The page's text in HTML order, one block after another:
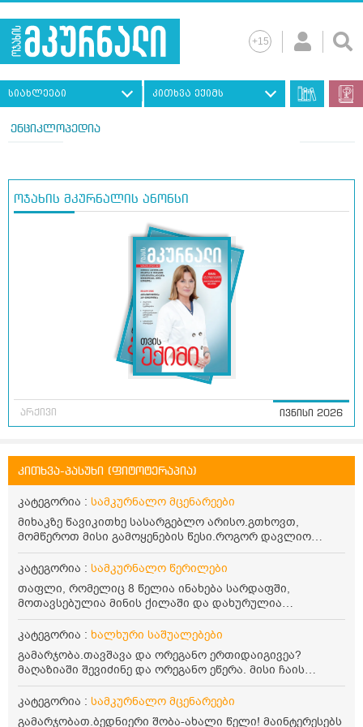
სიახლეები კითხვა ექიმს
ენციკლოპედია
ოჯახის მკურნალის ანონსი
არქივი ივნისი 2026
კითხვა-პასუხი (ფიტოტერაპია)
კატეგორია : სამკურნალო მცენარეები
მიხაკზე წავიკითხე სასარგებლო არისო.გთხოვთ,
მომწეროთ მისი გამოყენების წესი.როგორ დავლიო
მიხაკის ჩაი. ასევე მაინტერესებს ლეიკოციტები მაქვს
ოდნავ დაბალი და წავიკითხე ლეიკოციტების დონეს
კატეგორია : სამკურნალო წერილები
თაფლი, რომელიც 8 წელია ინახება სარდაფში,
მოთავსებულია მინის ქილაში და დახურულია
პლასტმასის სახურავით. ექნება თუ არა შენარჩუნებული
სასარგებლო თვისებები და შეიძლება თუ არა მისი
კატეგორია : ხალხური საშუალებები
გამარჯობა.თავშავა და ორეგანო ერთიდაიგივეა?
მაღაზიაში შევიძინე და ორეგანო ეწერა. მისი ჩაის
დალევის წესი მაინტერესებს.რისთვის არის კარგი?
წავიკითხე რომ: 1 ჭიქა თბილ წყალში ჩავყაროთ 1 ჩაის
კოვზი დაქუცმაცებული და გამხმარი ორეგანო და
კატეგორია : სამკურნალო მცენარეები
გამარჯობათ.ბედნიერი შობა-ახალი წელი! მაინტერესებს